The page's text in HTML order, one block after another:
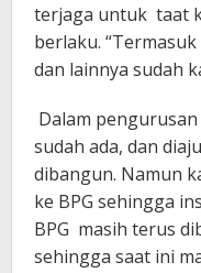
terjaga untuk taat
berlaku.
dan lainnya sudah
Dalam
sudah ada, dan
dibangun. Namun
ke BPG sehingga
BPG masih terus
sehingga saat ini